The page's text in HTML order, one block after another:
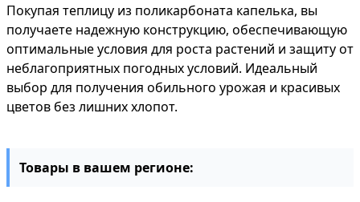
Покупая теплицу из поликарбоната капелька, вы
получаете надежную конструкцию, обеспечивающую
оптимальные условия для роста растений и защиту от
неблагоприятных погодных условий. Идеальный
выбор для получения обильного урожая и красивых
цветов без лишних хлопот.
Товары в вашем регионе: